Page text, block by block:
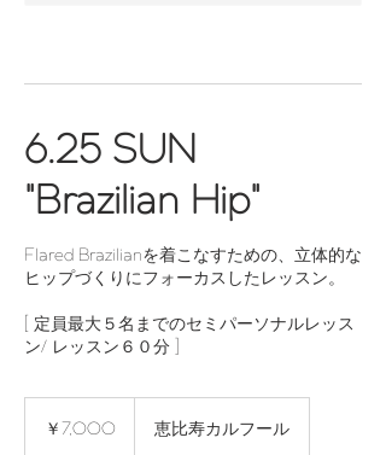
6.25 SUN
"Brazilian Hip"
Flared Brazilianを着こなすための、立体的な
ヒップづくりにフォーカスしたレッスン。
[ 定員最大５名までのセミパーソナルレッス
ン/ レッスン６０分 ]
￥7,000 恵比寿カルフール